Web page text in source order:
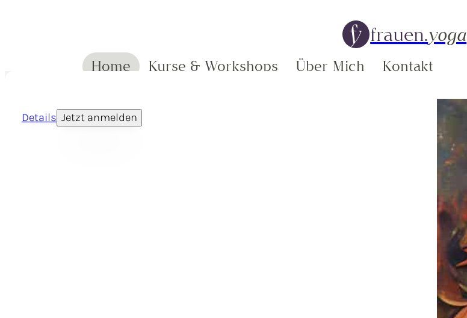
frauen.yoga
Home Kurse & Workshops Über Mich Kontakt
Details Jetzt anmelden